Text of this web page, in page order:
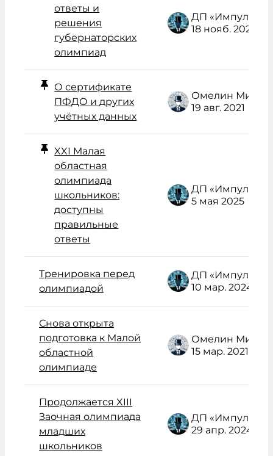
ответы и
решения
губернаторских
олимпиад
18 нояб. 2025
О сертификате
ПФДО и других
учётных данных
19 авг. 2021
XXI Малая
областная
олимпиада
школьников:
доступны
правильные
ответы
5 мая 2025
Тренировка перед
олимпиадой
10 мар. 2024
Снова открыта
подготовка к Малой
областной
олимпиаде
15 мар. 2021
Продолжается XIII
Заочная олимпиада
младших
школьников
29 апр. 2024